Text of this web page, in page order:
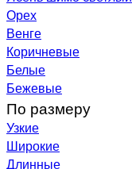
Орех
Венге
Коричневые
Белые
Бежевые
По размеру
Узкие
Широкие
Длинные